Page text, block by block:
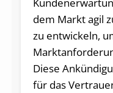
dem Markt agil
zu entwickeln,
Diese
für das